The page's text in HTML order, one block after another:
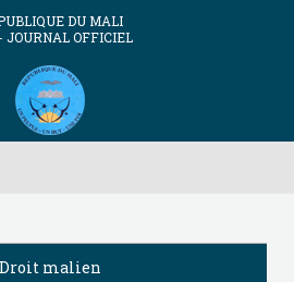
DU MALI
JOURNAL OFFICIEL
Droit malien